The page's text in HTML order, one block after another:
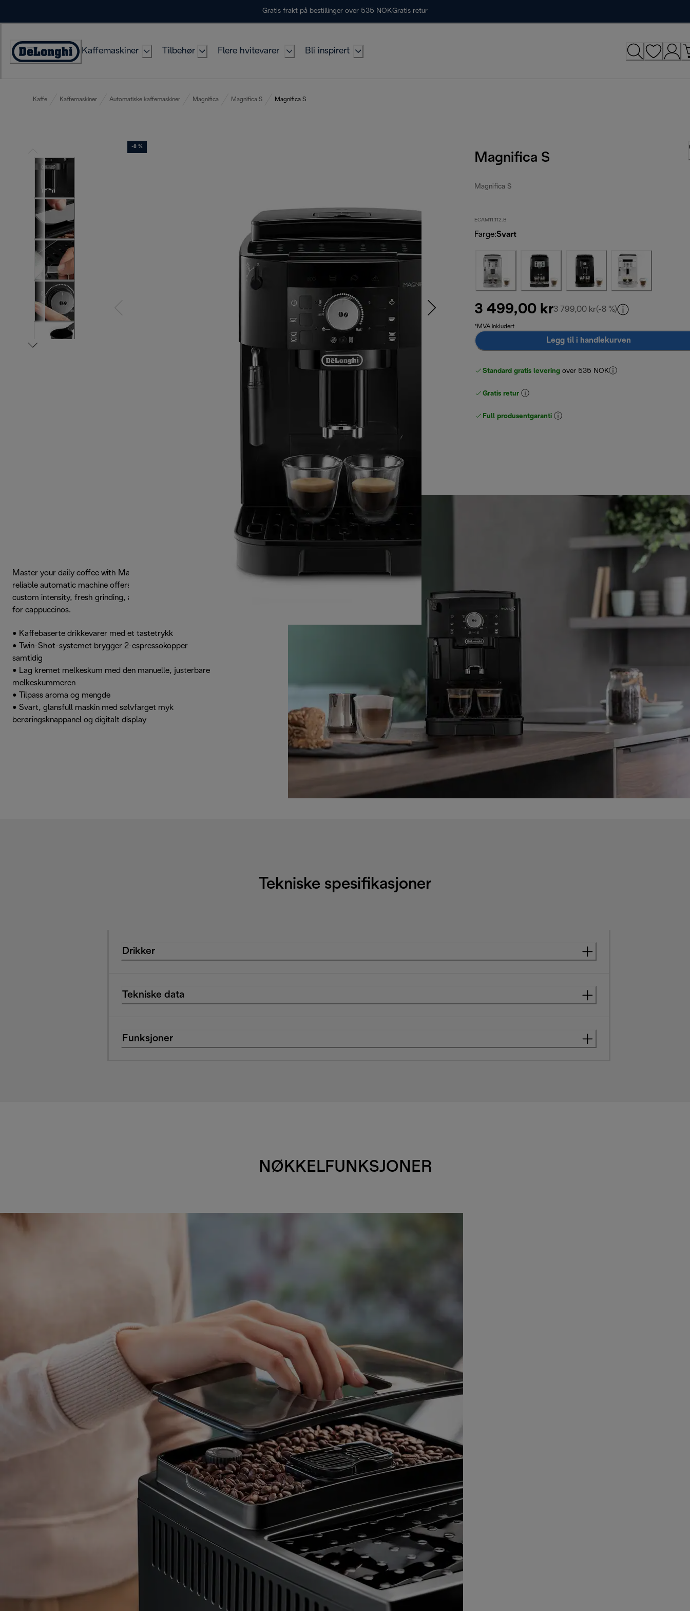
Gratis frakt på bestillinger over 535 NOKGratis retur
Accessibility
Kaffemaskiner Tilbehør Flere hvitevarer Bli inspirert
Kaffe Kaffemaskiner Automatiske kaffemaskiner Magnifica Magnifica S Magnifica S
-8 %
Magnifica S
Magnifica S
ECAM11.112.B
Farge:Svart
3 499,00 kr3 799,00 kropprinnelig pris 3 799,00
(-8 %)
*MVA inkludert
Legg til i handlekurven
Standard gratis levering over 535 NOK
Gratis retur
Full produsentgaranti
Master your daily coffee with Magnifica S. This classic,
reliable automatic machine offers a manual dial for
custom intensity, fresh grinding, and a traditional frother
for cappuccinos.
• Kaffebaserte drikkevarer med et tastetrykk
• Twin-Shot-systemet brygger 2-espressokopper
samtidig
• Lag kremet melkeskum med den manuelle, justerbare
melkeskummeren
• Tilpass aroma og mengde
• Svart, glansfull maskin med sølvfarget myk
berøringsknappanel og digitalt display
Tekniske spesifikasjoner
Drikker
Tekniske data
Funksjoner
NØKKELFUNKSJONER